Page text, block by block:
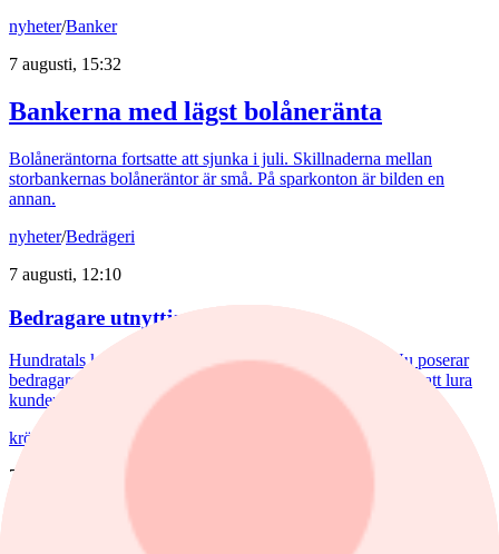
nyheter/Banker
7 augusti, 15:32
Bankerna med lägst bolåneränta
Bolåneräntorna fortsatte att sjunka i juli. Skillnaderna mellan
storbankernas bolåneräntor är små. På sparkonton är bilden en
annan.
nyheter/Bedrägeri
7 augusti, 12:10
Bedragare utnyttjar kryptokaos
Hundratals kryptobörser blev olagliga i EU den 1 juli. Nu poserar
bedragare som myndigheter med förfalskade dokument för att lura
kunder på deras pengar.
krönika
7 augusti, 09:38
Hemberg: Energikris och ny inflationsvåg